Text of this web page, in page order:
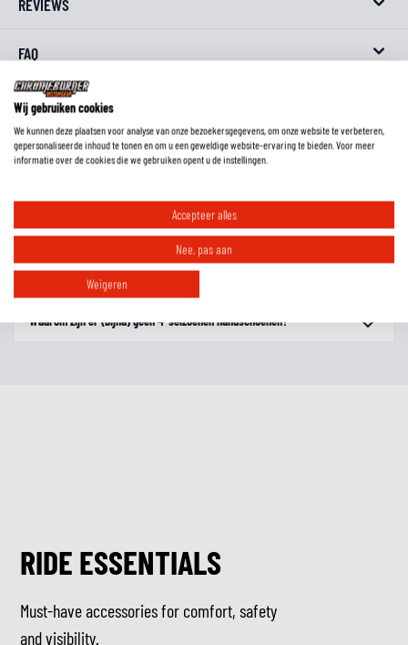
REVIEWS
FAQ
Wat is het verschil tussen geitenleer, rundleer en kangoeroeleer?
Hoe weet ik welke maat handschoenen ik moet hebben?
Waarom zijn er (bijna) geen 4-seizoenen handschoenen?
RIDE ESSENTIALS
Must-have accessories for comfort, safety
and visibility.
Wij gebruiken cookies
We kunnen deze plaatsen voor analyse van onze bezoekersgegevens, om onze website te verbeteren,
gepersonaliseerde inhoud te tonen en om u een geweldige website-ervaring te bieden. Voor meer
informatie over de cookies die we gebruiken opent u de instellingen.
Accepteer alles
Nee, pas aan
Weigeren